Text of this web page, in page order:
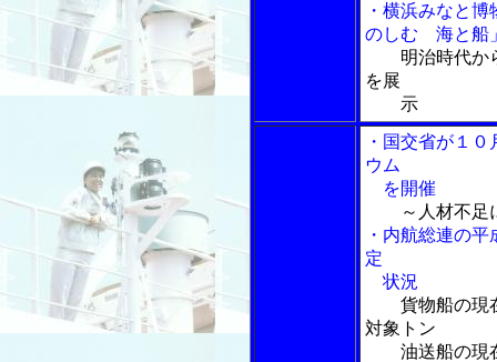
・横浜みなと
のしむ 海と船
明治時代か
を展
示
・国交省が１
ウム
を開催
～人材不足に
・内航総連の
定
状況
貨物船の現
対象トン
油送船の現在